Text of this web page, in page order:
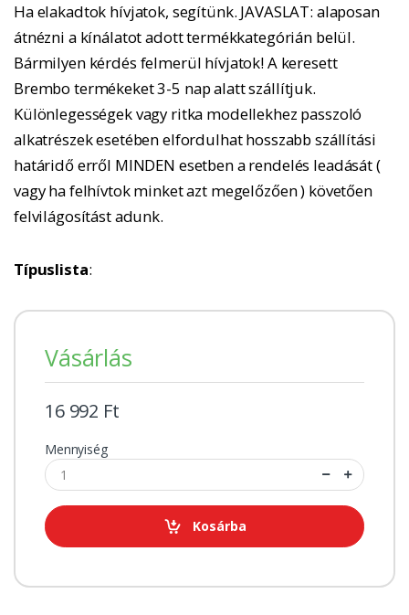
Ha elakadtok hívjatok, segítünk. JAVASLAT: alaposan
átnézni a kínálatot adott termékkategórián belül.
Bármilyen kérdés felmerül hívjatok! A keresett
Brembo termékeket 3-5 nap alatt szállítjuk.
Különlegességek vagy ritka modellekhez passzoló
alkatrészek esetében elfordulhat hosszabb szállítási
határidő erről MINDEN esetben a rendelés leadását (
vagy ha felhívtok minket azt megelőzően ) követően
felvilágosítást adunk.
Típuslista:
Vásárlás
16 992 Ft
Mennyiség
Kosárba